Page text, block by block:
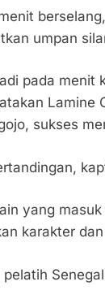
umpan
pada menit
Lamine
sukses
yang
karakter
pelatih